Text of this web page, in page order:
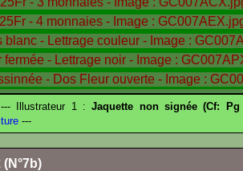
Illustrateur 1 :Jaquette non signée (Cf: Pg
---